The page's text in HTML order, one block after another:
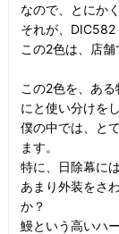
なので、とにか
それが、
この2色は、店舗
この2色を、あ
にと使い分けを
僕の中では、と
ます。
特に、日除幕に
あまり外装をさ
か？
鰻という高いハ